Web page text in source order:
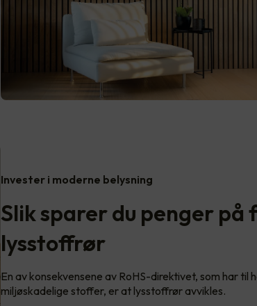
Invester i moderne belysning
Slik sparer du penger
lysstoffrør
En av konsekvensene av RoHS-direktivet, som har til
miljøskadelige stoffer, er at lysstoffrør avvikles.